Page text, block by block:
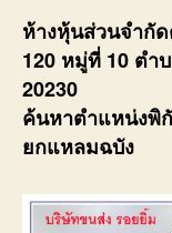
ห้างหุ้นส่วนจำกั
120 หมู่ที่ 10 ตำ
20230
ค้นหาตำแหน่งพิ
ยกแหลมฉบัง